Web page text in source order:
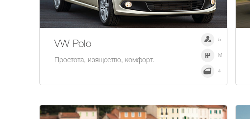
VW Polo
Простота, изящество, комфорт.
5
M
4